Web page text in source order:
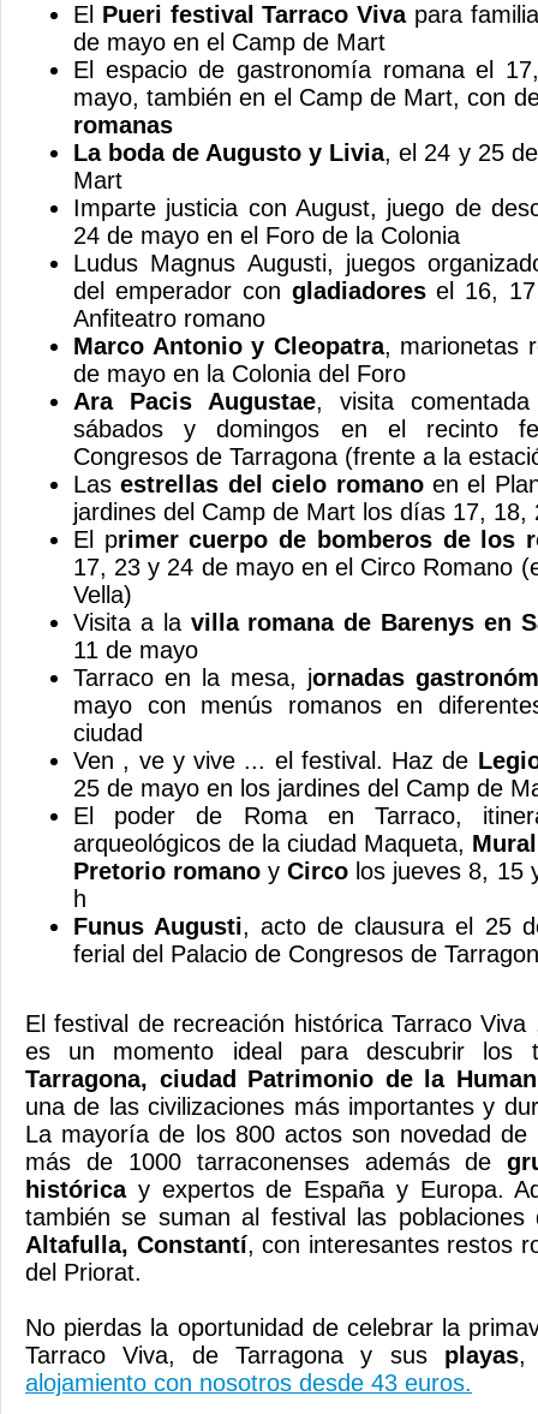
El Pueri festival Tarraco Vivapara
de mayo en el Camp de Mart
El espacio de gastronomía romana el
mayo, también en el Camp de Mart, con
romanas
La boda de Augusto y Livia, el 24 y 25
Mart
Imparte justicia con August, juego de
24 de mayo en el Foro de la Colonia
Ludus Magnus Augusti, juegos
del emperador con gladiadoresel 16, 17
Anfiteatro romano
Marco Antonio y Cleopatra, marionetas
de mayo en la Colonia del Foro
Ara Pacis Augustae, visita
sábados y domingos en el recinto
Congresos de Tarragona (frente a la
Lasestrellas del cielo romanoen el
jardines del Camp de Mart los días 17, 18,
El primer cuerpo de bomberos de los
17, 23 y 24 de mayo en el Circo Romano
Vella)
Visita a la villa romana de Barenys en
11 de mayo
Tarraco en la mesa, jornadas
mayo con menús romanos en
ciudad
Ven , ve y vive ... el festival. Haz de
25 de mayo en los jardines del Camp de
El poder de Roma en Tarraco,
arqueológicos de la ciudad Maqueta,
Pretorio romano yCirco los jueves 8, 15
h
Funus Augusti, acto de clausura el 25
ferial del Palacio de Congresos de
El festival de recreación histórica Tarraco
es un momento ideal para descubrir los
Tarragona, ciudad Patrimonio de la
una de las civilizaciones más importantes y
La mayoría de los 800 actos son novedad de
más de 1000 tarraconenses además de
históricay expertos de España y Europa.
también se suman al festival las
Altafulla, Constantí, con interesantes restos
del Priorat.
No pierdas la oportunidad de celebrar la
Tarraco Viva, de Tarragona y sus playas,
alojamiento con nosotros desde 43 euros.